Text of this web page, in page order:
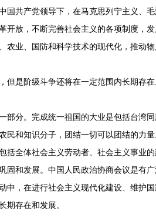
国共产党领导下，在马克思列宁主义、
开放，不断完善社会主义的各项制度，
农业、国防和科学技术的现代化，推动
是阶级斗争还将在一定范围内长期存
分。完成统一祖国的大业是包括台湾同
和知识分子，团结一切可以团结的力
括全体社会主义劳动者、社会主义事业
固和发展。中国人民政治协商会议是有
中，在进行社会主义现代化建设、维护
期存在和发展。